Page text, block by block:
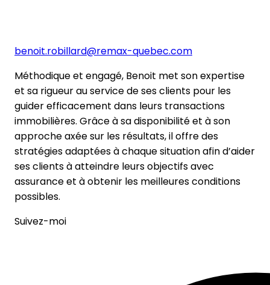
benoit.robillard@remax-quebec.com
Méthodique et engagé, Benoit met son expertise
et sa rigueur au service de ses clients pour les
guider efficacement dans leurs transactions
immobilières. Grâce à sa disponibilité et à son
approche axée sur les résultats, il offre des
stratégies adaptées à chaque situation afin d’aider
ses clients à atteindre leurs objectifs avec
assurance et à obtenir les meilleures conditions
possibles.
Suivez-moi